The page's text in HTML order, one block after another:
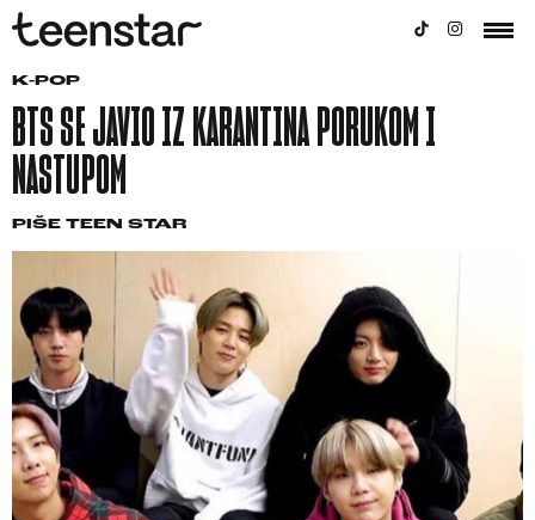
K-POP
BTS SE JAVIO IZ KARANTINA PORUKOM I
NASTUPOM
PIŠE TEEN STAR